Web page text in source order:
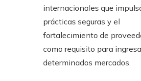
internacionales que
prácticas seguras y el
fortalecimiento de
como requisito para
determinados mercados.